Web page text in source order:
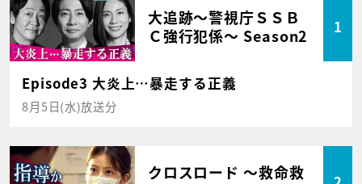
大追跡～警視庁ＳＳＢ
Ｃ強行犯係～ Season2
1
Episode3 大炎上…暴走する正義
8月5日(水)放送分
クロスロード ～救命救